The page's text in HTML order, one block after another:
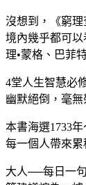
沒想到，《窮
境內幾乎都可
理•蒙格、巴菲特
4堂人生智慧必
幽默絕倒，毫
本書海選1733
每一個人帶來
大人──每日一